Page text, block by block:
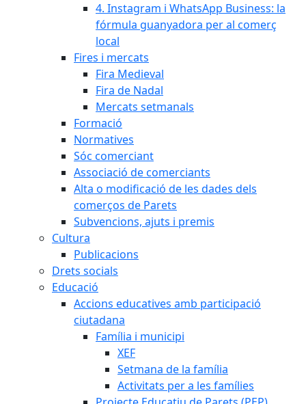
4. Instagram i WhatsApp Business: la
fórmula guanyadora per al comerç
local
Fires i mercats
Fira Medieval
Fira de Nadal
Mercats setmanals
Formació
Normatives
Sóc comerciant
Associació de comerciants
Alta o modificació de les dades dels
comerços de Parets
Subvencions, ajuts i premis
Cultura
Publicacions
Drets socials
Educació
Accions educatives amb participació
ciutadana
Família i municipi
XEF
Setmana de la família
Activitats per a les famílies